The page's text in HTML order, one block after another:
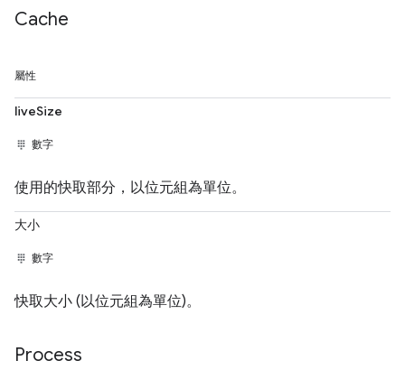
Cache
屬性
liveSize
數字
使用的快取部分，以位元組為單位。
大小
數字
快取大小 (以位元組為單位)。
Process